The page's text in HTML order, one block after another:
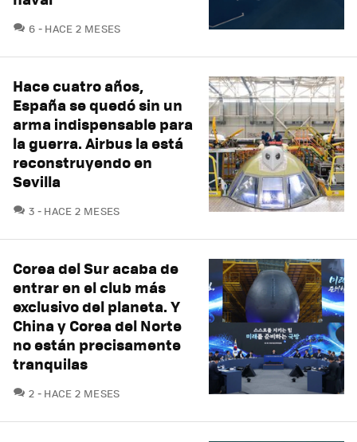
6 COMENTARIOS
HACE 2 MESES
Hace cuatro años,
España se quedó sin un
arma indispensable para
la guerra. Airbus la está
reconstruyendo en
Sevilla
3 COMENTARIOS
HACE 2 MESES
Corea del Sur acaba de
entrar en el club más
exclusivo del planeta. Y
China y Corea del Norte
no están precisamente
tranquilas
2 COMENTARIOS
HACE 2 MESES